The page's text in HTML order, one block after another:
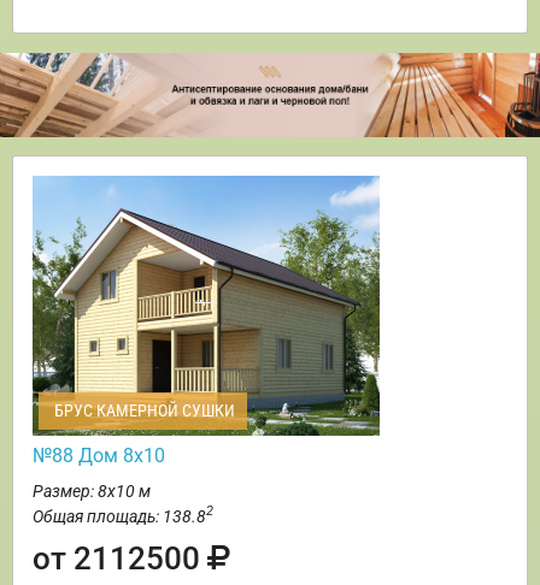
БРУС КАМЕРНОЙ СУШКИ
№88 Дом 8х10
Размер: 8х10 м
Общая площадь: 138.82
от 2112500